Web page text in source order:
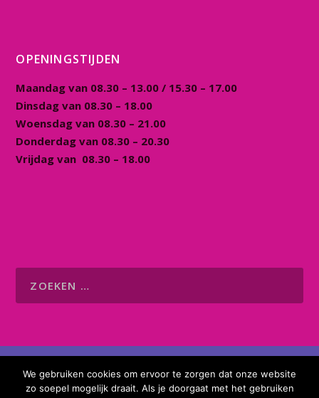
OPENINGSTIJDEN
Maandag van 08.30 – 13.00 / 15.30 – 17.00
Dinsdag van 08.30 – 18.00
Woensdag van 08.30 – 21.00
Donderdag van 08.30 – 20.30
Vrijdag van 08.30 – 18.00
gebouwd door Flexamedia
We gebruiken cookies om ervoor te zorgen dat onze website
zo soepel mogelijk draait. Als je doorgaat met het gebruiken